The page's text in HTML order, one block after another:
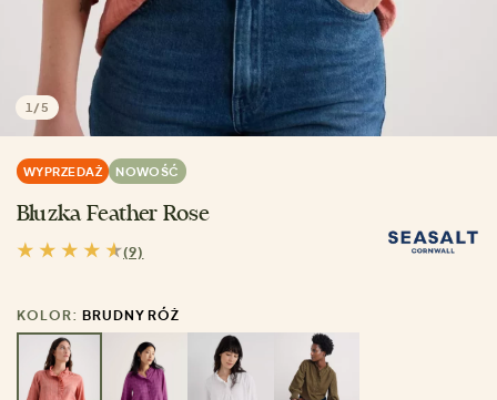
1 /5
WYPRZEDAŻ NOWOŚĆ
Bluzka Feather Rose
(9)
KOLOR: BRUDNY RÓŻ